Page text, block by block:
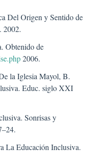
Del Origen y Sentido de
2002.
Obtenido de
2006.
la Iglesia Mayol, B.
Educ. siglo XXI
Sonrisas y
La Educación Inclusiva.